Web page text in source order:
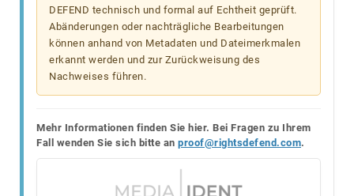
DEFEND technisch und formal auf Echtheit geprüft.
Abänderungen oder nachträgliche Bearbeitungen
können anhand von Metadaten und Dateimerkmalen
erkannt werden und zur Zurückweisung des
Nachweises führen.
Mehr Informationen finden Sie hier. Bei Fragen zu Ihrem
Fall wenden Sie sich bitte an proof@rightsdefend.com.